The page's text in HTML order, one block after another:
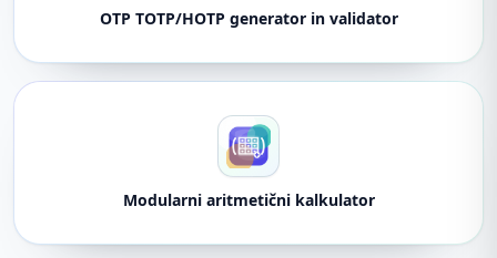
OTP TOTP/HOTP generator in validator
Modularni aritmetični kalkulator